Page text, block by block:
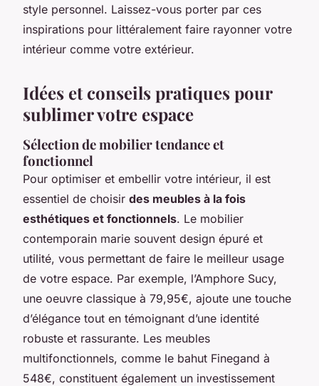
style personnel. Laissez-vous porter par ces
inspirations pour littéralement faire rayonner votre
intérieur comme votre extérieur.
Idées et conseils pratiques pour
sublimer votre espace
Sélection de mobilier tendance et
fonctionnel
Pour optimiser et embellir votre intérieur, il est
essentiel de choisir des meubles à la fois
esthétiques et fonctionnels. Le mobilier
contemporain marie souvent design épuré et
utilité, vous permettant de faire le meilleur usage
de votre espace. Par exemple, l’Amphore Sucy,
une oeuvre classique à 79,95€, ajoute une touche
d’élégance tout en témoignant d’une identité
robuste et rassurante. Les meubles
multifonctionnels, comme le bahut Finegand à
548€, constituent également un investissement